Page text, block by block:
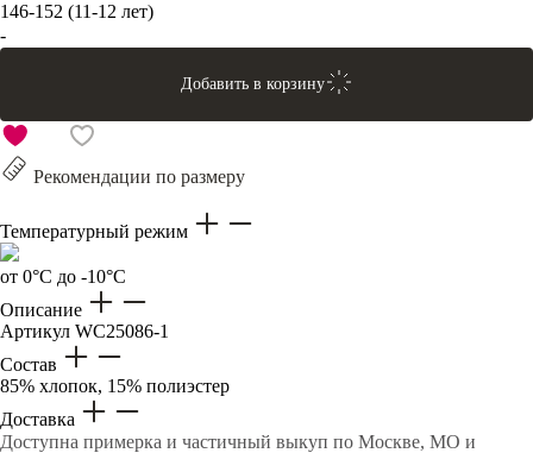
146-152 (11-12 лет)
-
Добавить в корзину
Рекомендации по размеру
Температурный режим
от 0°C до -10°C
Описание
Артикул WC25086-1
Состав
85% хлопок, 15% полиэстер
Доставка
Доступна примерка и частичный выкуп по Москве, МО и